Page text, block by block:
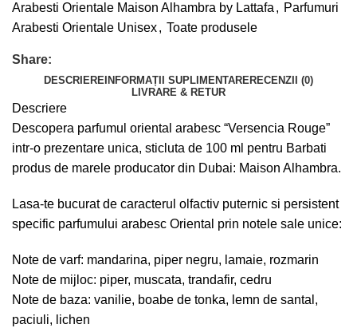
Arabesti Orientale Maison Alhambra by Lattafa , Parfumuri
Arabesti Orientale Unisex, Toate produsele
Share:
DESCRIERE INFORMAȚII SUPLIMENTARERECENZII (0)
LIVRARE & RETUR
Descriere
Descopera parfumul oriental arabesc “Versencia Rouge”
intr-o prezentare unica, sticluta de 100 ml pentru Barbati
produs de marele producator din Dubai: Maison Alhambra.
Lasa-te bucurat de caracterul olfactiv puternic si persistent
specific parfumului arabesc Oriental prin notele sale unice:
Note de varf: mandarina, piper negru, lamaie, rozmarin
Note de mijloc: piper, muscata, trandafir, cedru
Note de baza: vanilie, boabe de tonka, lemn de santal,
paciuli, lichen